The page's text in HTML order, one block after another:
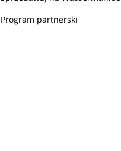
Program partnerski